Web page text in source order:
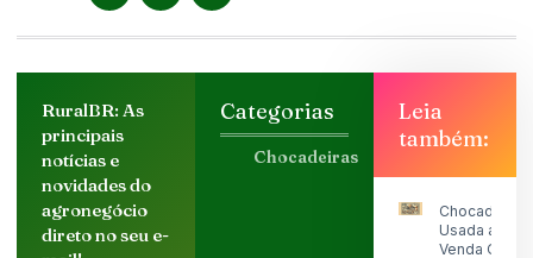
RuralBR: As
principais
notícias e
novidades do
agronegócio
direto no seu e-
Categorias
Chocadeiras
Leia
também:
Chocadeira
Usada a
Venda OLX: